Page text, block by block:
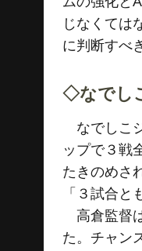
じなくては
に判断すべ
◇なでし
なでしこ
ップで３戦
たきのめさ
「３試合
高倉監督
た。チャン